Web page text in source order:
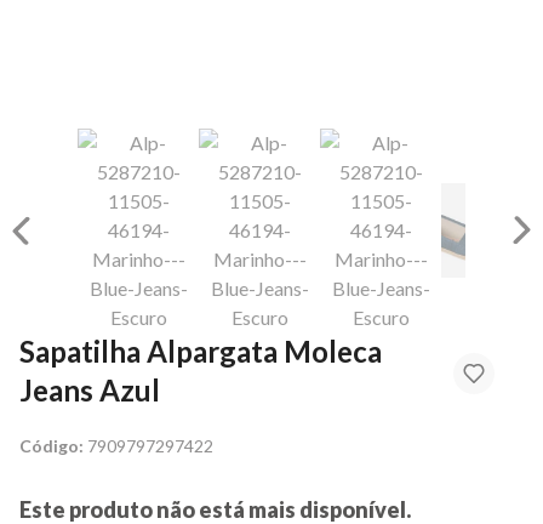
Sapatilha Alpargata Moleca
Jeans Azul
Código: 7909797297422
Este produto não está mais disponível.